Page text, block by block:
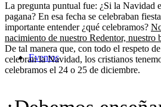
Eventos
La pregunta puntual fue: ¿Si la Navidad
pagana? En esa fecha se celebraban
importante entender ¿qué celebramos?
nacimiento de nuestro Redentor, nuestro
De tal manera que, con todo el respeto
celebran la Navidad, los cristianos
celebramos el 24 o 25 de diciembre.